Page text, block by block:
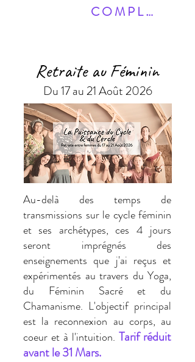
C O M P L E T
Retraite au Féminin
Du 17 au 21 Août 2026
Au-delà des temps de
transmissions sur le cycle féminin
et ses archétypes, ces 4 jours
seront imprégnés des
enseignements que j'ai reçus et
expérimentés au travers du Yoga,
du Féminin Sacré et du
Chamanisme. L'objectif principal
est la reconnexion au corps, au
coeur et à l'intuition. Tarif réduit
avant le 31 Mars.